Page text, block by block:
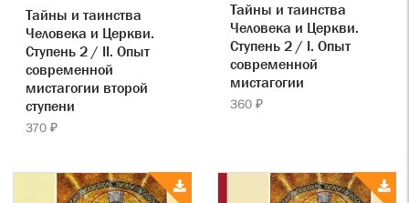
Тайны и таинства
Человека и Церкви.
Ступень 2 / II. Опыт
современной
мистагогии второй
ступени
370 ₽
Тайны и таинства
Человека и Церкви.
Ступень 2 / I. Опыт
современной
мистагогии
360 ₽